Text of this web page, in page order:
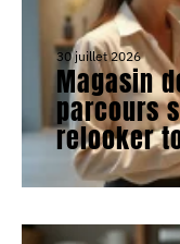
30 juillet 2026
Magasin
parcours
relooker